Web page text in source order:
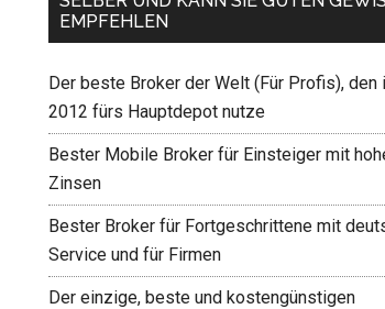
EMPFEHLEN
Der beste Broker der Welt (Für Profis), den
2012 fürs Hauptdepot nutze
Bester Mobile Broker für Einsteiger mit
Zinsen
Bester Broker für Fortgeschrittene mit
Service und für Firmen
Der einzige, beste und kostengünstigen